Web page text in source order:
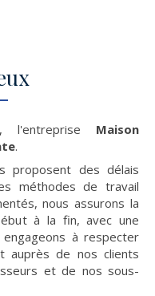
l'entreprise Maison
.
proposent des délais
méthodes de travail
nous assurons la
à la fin, avec une
à respecter
auprès de nos clients
et de nos sous-